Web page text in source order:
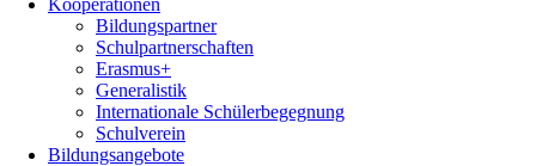
Kooperationen
Bildungspartner
Schulpartnerschaften
Erasmus+
Generalistik
Internationale Schülerbegegnung
Schulverein
Bildungsangebote